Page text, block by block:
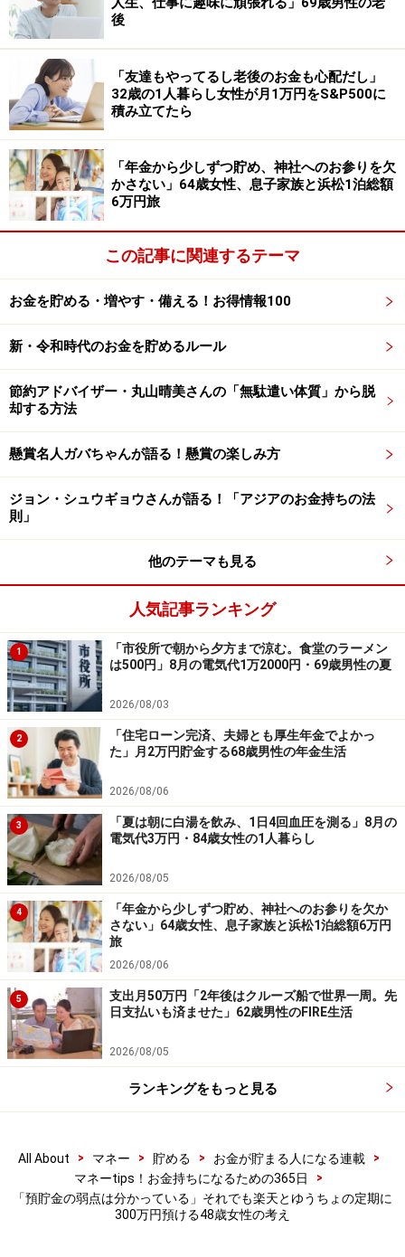
ほかの）銀行の定期預金も金額保障があるだけで実質価
値は目減りする可能性があることを忘れないようにして
います」と冷静な見方を示しておられました。
定期預金、現預金のエピソードを募集中で
す
皆さんが普段から利用している定期預金や、現金に対す
る考え方についてエピソードをお寄せください。投稿は
こちらから
ーーーーーーーーーーーーーーーー
※本文中のコメントは、投稿内容をもとに読みやすく再
構成しています
ビスや金額などの情報が異なることがございます
※投稿エピソードのため、内容の正確性を保証するもの
ではございません
※記事内容は執筆時点のものです。最新の内容をご確認くださ
い。
本記事の内容は一般的な情報提供を目的としており、特定の金融
商品や投資行動を推奨するものではありません。
投資や資産運用に関する最終的なご判断はご自身の責任において
行ってください。
掲載情報の正確性・完全性については十分に配慮しております
最新の情報や詳細については、必ず各金融機関やサービス提供者
【編集部からのお知らせ】
・「家計」について、
中です！
※抽選で20名にAmazonギフト券1000円分プレゼント
※謝礼付きの限定アンケートやモニター企画に参加が可能に
なります
後
「友達もやってるし老後のお金も心配だし」
32歳の1人暮らし女性が月1万円をS&P500に
積み立てたら
「年金から少しずつ貯め、神社へのお参りを欠
かさない」64歳女性、息子家族と浜松1泊総額
6万円旅
この記事に関連するテーマ
お金を貯める・増やす・備える！お得情報100
新・令和時代のお金を貯めるルール
節約アドバイザー・丸山晴美さんの「無駄遣い体質」から脱
却する方法
懸賞名人ガバちゃんが語る！懸賞の楽しみ方
ジョン・シュウギョウさんが語る！「アジアのお金持ちの法
則」
他のテーマも見る
人気記事ランキング
1
「市役所で朝から夕方まで涼む。食堂のラーメン
は500円」8月の電気代1万2000円・69歳男性の夏
2026/08/03
2
「住宅ローン完済、夫婦とも厚生年金でよかっ
た」月2万円貯金する68歳男性の年金生活
2026/08/06
3
「夏は朝に白湯を飲み、1日4回血圧を測る」8月の
電気代3万円・84歳女性の1人暮らし
2026/08/05
4
「年金から少しずつ貯め、神社へのお参りを欠か
さない」64歳女性、息子家族と浜松1泊総額6万円
旅
2026/08/06
5
支出月50万円「2年後はクルーズ船で世界一周。先
日支払いも済ませた」62歳男性のFIRE生活
2026/08/05
ランキングをもっと見る
All About > マネー > 貯める > お金が貯まる人になる連載
>
マネーtips！お金持ちになるための365日
>
「預貯金の弱点は分かっている」それでも楽天とゆうちょの定期に
300万円預ける48歳女性の考え